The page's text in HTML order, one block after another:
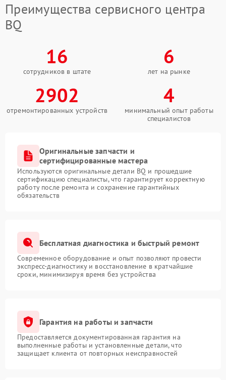
Преимущества сервисного центра
BQ
16
сотрудников в штате
6
лет на рынке
2902
отремонтированных устройств
4
минимальный опыт работы
специалистов
Оригинальные запчасти и
сертифицированные мастера
Используются оригинальные детали BQ и прошедшие
сертификацию специалисты, что гарантирует корректную
работу после ремонта и сохранение гарантийных
обязательств
Бесплатная диагностика и быстрый ремонт
Современное оборудование и опыт позволяют провести
экспресс-диагностику и восстановление в кратчайшие
сроки, минимизируя время без устройства
Гарантия на работы и запчасти
Предоставляется документированная гарантия на
выполненные работы и установленные детали, что
защищает клиента от повторных неисправностей